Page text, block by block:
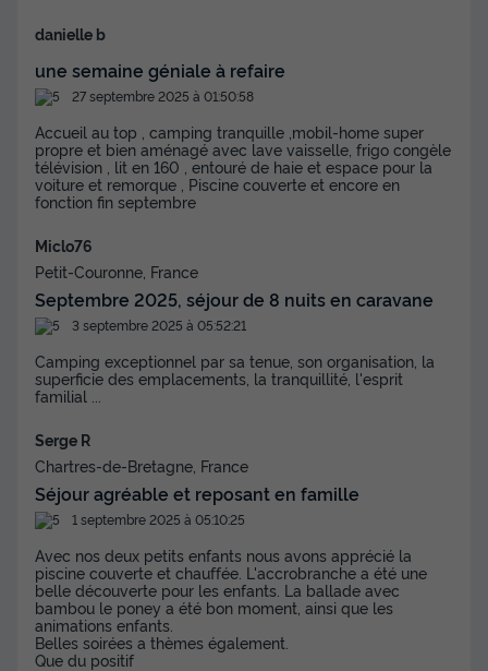
MOBILHOME 6 personnes - Confort (3 chambres)
du27/09/2026au04/10/2026
Modifier les dates
383 €
Voir les disponibilités
MOBILHOME 6 personnes - Privilège (3
chambres)
Annulation gratuite
Adultes
6
Chambres
3
Salle de bain
1
Animaux autorisés * Réfrigérateur
Salon de jardin
Micro-ondes
Place de parking
+ 1
danielle b
une semaine géniale à refaire
27 septembre 2025 à 01:50:58
Accueil au top , camping tranquille ,mobil-home super
propre et bien aménagé avec lave vaisselle, frigo congèle
télévision , lit en 160 , entouré de haie et espace pour la
voiture et remorque , Piscine couverte et encore en
fonction fin septembre
Miclo76
Petit-Couronne, France
Septembre 2025, séjour de 8 nuits en caravane
3 septembre 2025 à 05:52:21
Camping exceptionnel par sa tenue, son organisation, la
superficie des emplacements, la tranquillité, l'esprit
familial ...
Serge R
Chartres-de-Bretagne, France
Séjour agréable et reposant en famille
1 septembre 2025 à 05:10:25
Avec nos deux petits enfants nous avons apprécié la
piscine couverte et chauffée. L'accrobranche a été une
belle découverte pour les enfants. La ballade avec
bambou le poney a été bon moment, ainsi que les
animations enfants.
Belles soirées a thèmes également.
Que du positif